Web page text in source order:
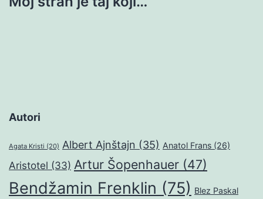
Autori
Agata Kristi (20) Albert Ajnštajn (35) Anatol Frans (26)
Aristotel (33) Artur Šopenhauer (47)
Bendžamin Frenklin (75) Blez Paskal